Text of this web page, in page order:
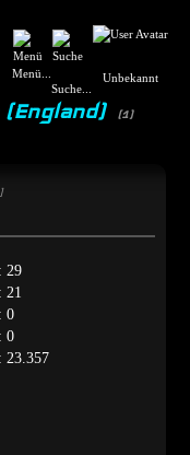
Menü...
Suche...
Unbekannt
(England) (1)
: 29
: 21
: 0
: 0
: 23.357